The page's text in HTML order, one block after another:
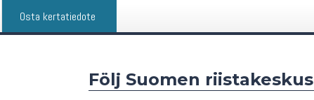
Osta kertatiedote
Följ Suomen riistakeskus